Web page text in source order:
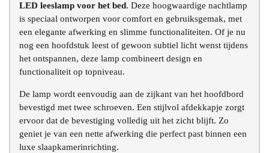
LED leeslamp voor het bed. Deze hoogwaardige nachtlamp
is speciaal ontworpen voor comfort en gebruiksgemak, met
een elegante afwerking en slimme functionaliteiten. Of je nu
nog een hoofdstuk leest of gewoon subtiel licht wenst tijdens
het ontspannen, deze lamp combineert design en
functionaliteit op topniveau.
De lamp wordt eenvoudig aan de zijkant van het hoofdbord
bevestigd met twee schroeven. Een stijlvol afdekkapje zorgt
ervoor dat de bevestiging volledig uit het zicht blijft. Zo
geniet je van een nette afwerking die perfect past binnen een
luxe slaapkamerinrichting.